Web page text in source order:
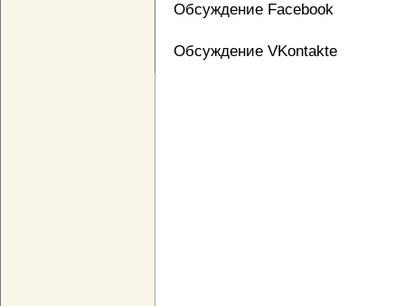
Обсуждение Facebook
Обсуждение VKontakte